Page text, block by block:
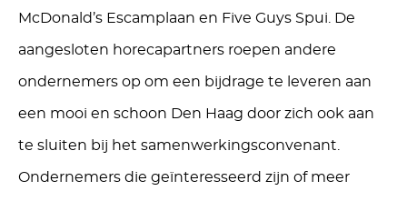
McDonald’s Escamplaan en Five Guys Spui. De
aangesloten horecapartners roepen andere
ondernemers op om een bijdrage te leveren aan
een mooi en schoon Den Haag door zich ook aan
te sluiten bij het samenwerkingsconvenant.
Ondernemers die geïnteresseerd zijn of meer